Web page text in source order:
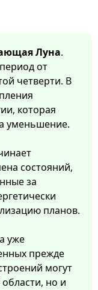
Луна.
от
четверти. В
которая
уменьшение.
состояний,
за
планов.
уже
прежде
могут
но и